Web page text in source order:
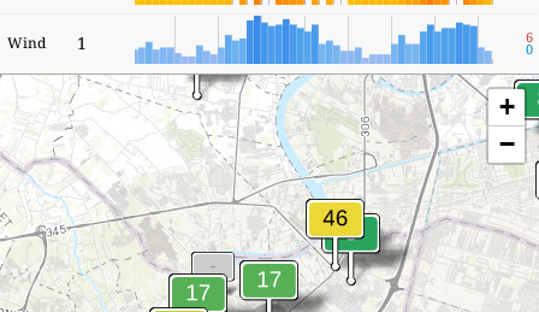
Wind 1 6
0
+
−